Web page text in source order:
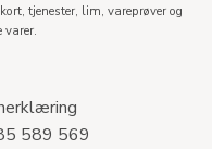
tjenester, lim, vareprøver og
varer.
589 569